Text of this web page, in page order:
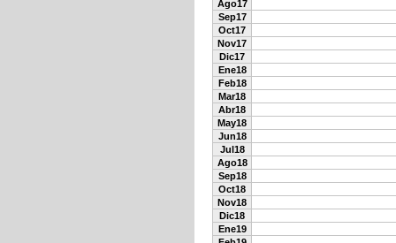
Ago17
Sep17
Oct17
Nov17
Dic17
Ene18
Feb18
Mar18
Abr18
May18
Jun18
Jul18
Ago18
Sep18
Oct18
Nov18
Dic18
Ene19